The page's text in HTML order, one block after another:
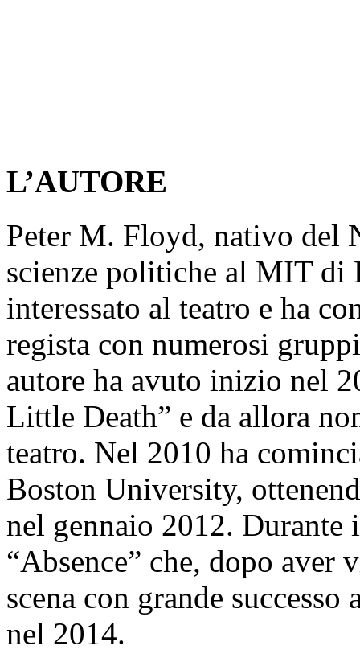
L’AUTORE
Peter M. Floyd, nativo del
scienze politiche al MIT di
interessato al teatro e ha
regista con numerosi
autore ha avuto inizio nel
Little Death” e da allora
teatro. Nel 2010 ha
Boston University,
nel gennaio 2012. Durante
“Absence” che, dopo aver
scena con grande
nel 2014.